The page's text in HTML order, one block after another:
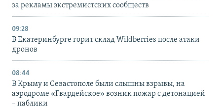
за рекламы экстремистских сообществ
09:28
В Екатеринбурге горит склад Wildberries после атаки
дронов
08:44
В Крыму и Севастополе были слышны взрывы, на
аэродроме «Гвардейское» возник пожар с детонацией
– паблики